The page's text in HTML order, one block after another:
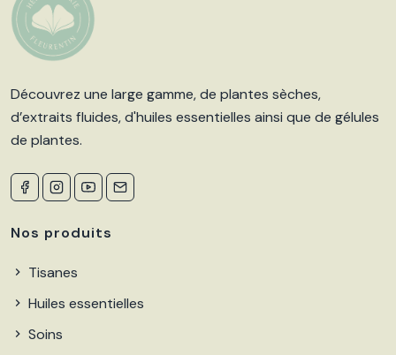
Découvrez une large gamme, de plantes sèches,
d’extraits fluides, d'huiles essentielles ainsi que de gélules
de plantes.
Nos produits
Tisanes
Huiles essentielles
Soins